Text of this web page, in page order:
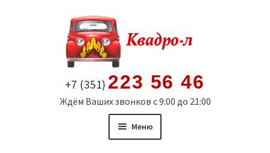
содержимому
+7 (351) 223 56 46
Ждём Ваших звонков с 9:00 до 21:00
Меню